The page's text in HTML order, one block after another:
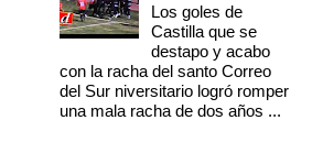
Los goles de
Castilla que se
destapo y acabo
con la racha del santo Correo
del Sur niversitario logró romper
una mala racha de dos años ...